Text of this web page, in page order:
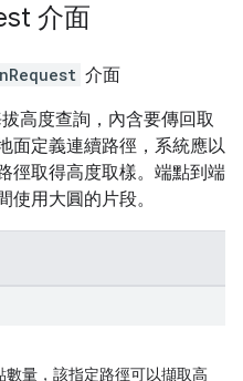
介面
介面
高度查詢，內含要傳回取
面定義連續路徑，系統應以
徑取得高度取樣。端點到端
使用大圓的片段。
量，該指定路徑可以擷取高